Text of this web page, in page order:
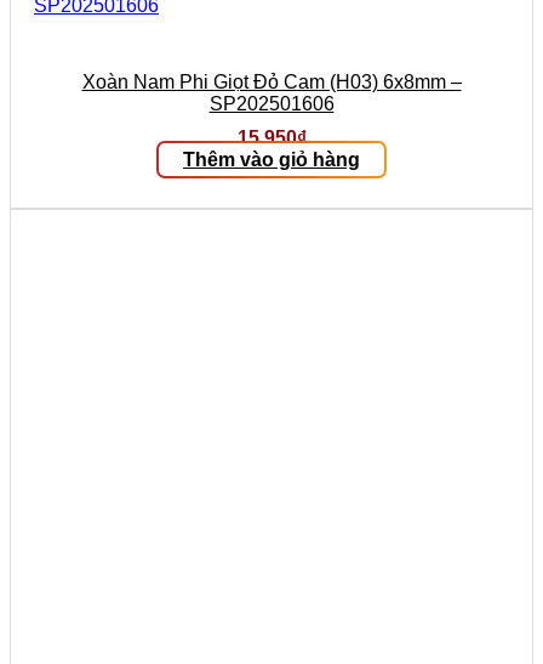
Xoàn Nam Phi Giọt Đỏ Cam (H03) 6x8mm –
SP202501606
15.950₫
Thêm vào giỏ hàng